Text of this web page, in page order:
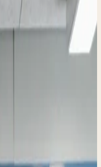
ophalen
tot en met
ons complex
4: vriendelijk,